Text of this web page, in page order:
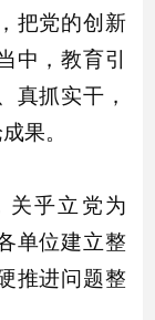
把党的创新
中，教育引
真抓实干，
果。
关乎立党为
单位建立整
推进问题整